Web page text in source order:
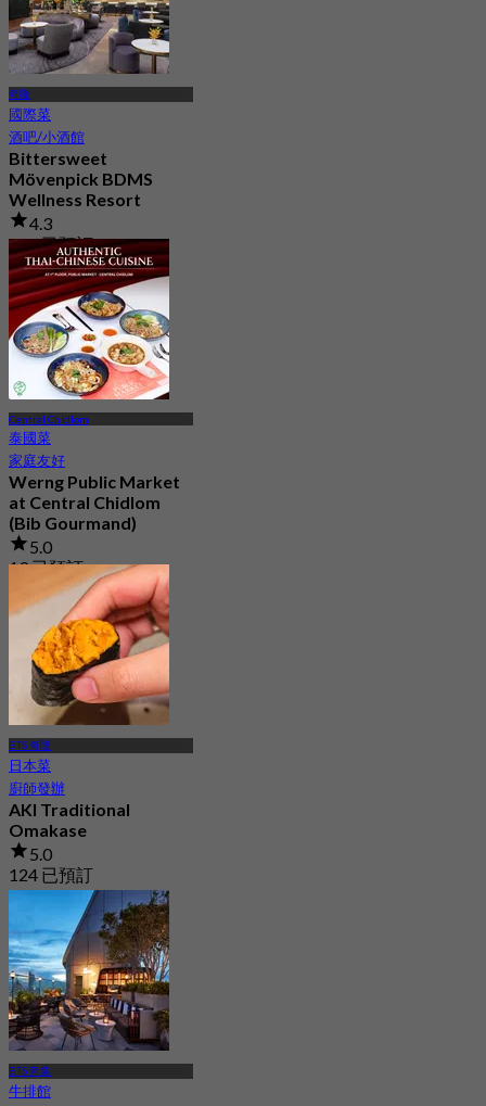
奇隆
國際菜
酒吧/小酒館
Bittersweet
Mövenpick BDMS
Wellness Resort
4.3
385 已預訂
起฿ 600
Central Chidlom
泰國菜
家庭友好
Werng Public Market
at Central Chidlom
(Bib Gourmand)
5.0
19 已預訂
฿ 283.33
BTS 奇隆
日本菜
廚師發辦
AKI Traditional
Omakase
5.0
124 已預訂
BTS 奔集
牛排館